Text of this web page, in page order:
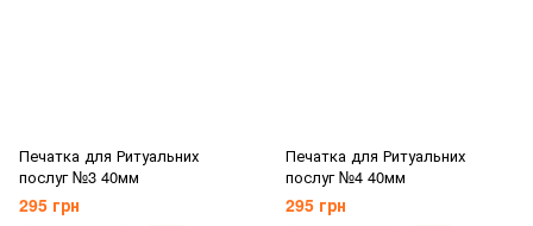
Печатка для Ритуальних
послуг №3 40мм
295 грн
Печатка для Ритуальних
послуг №4 40мм
295 грн